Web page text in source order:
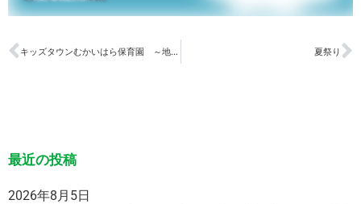
キッズタウンむかいはら保育園 ～地域との交流～ 夏祭り
最近の投稿
2026年8月5日